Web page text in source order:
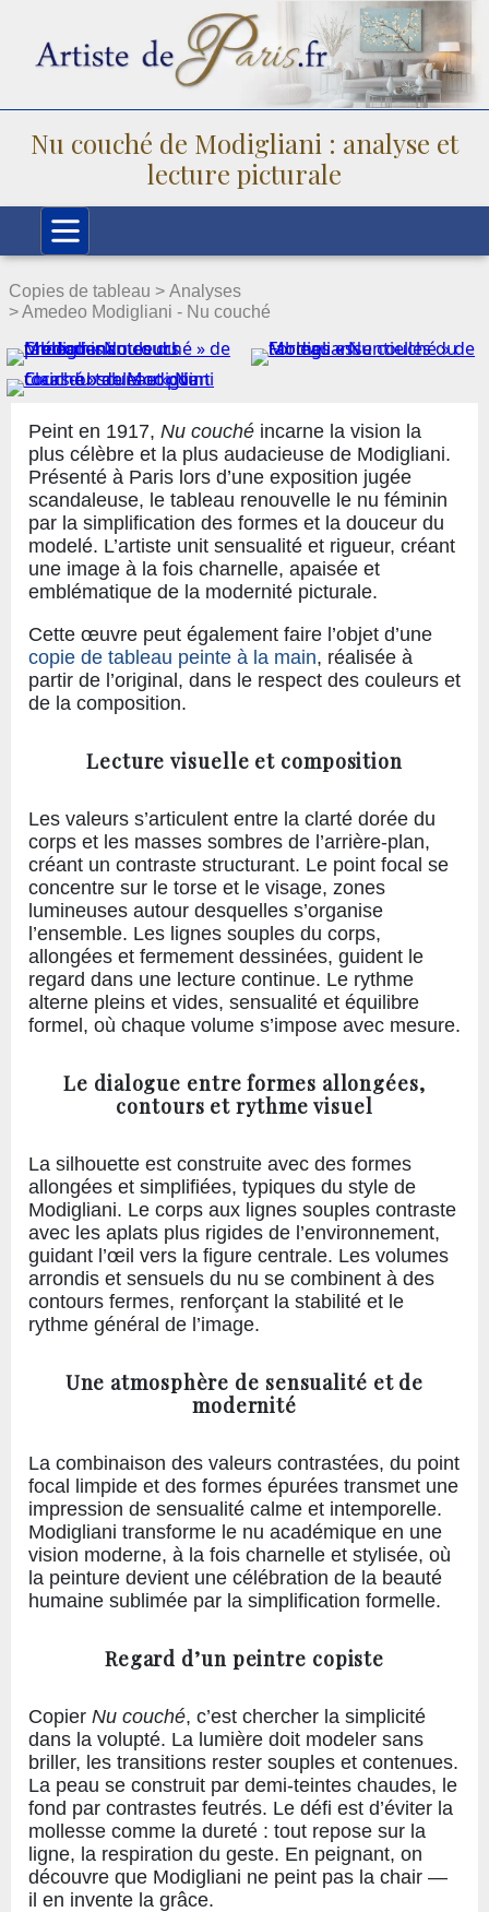
Nu couché de Modigliani : analyse et
lecture picturale
Copies de tableau > Analyses
> Amedeo Modigliani - Nu couché
Peint en 1917, Nu couché incarne la vision la
plus célèbre et la plus audacieuse de Modigliani.
Présenté à Paris lors d’une exposition jugée
scandaleuse, le tableau renouvelle le nu féminin
par la simplification des formes et la douceur du
modelé. L’artiste unit sensualité et rigueur, créant
une image à la fois charnelle, apaisée et
emblématique de la modernité picturale.
Cette œuvre peut également faire l’objet d’une
copie de tableau peinte à la main, réalisée à
partir de l’original, dans le respect des couleurs et
de la composition.
Lecture visuelle et composition
Les valeurs s’articulent entre la clarté dorée du
corps et les masses sombres de l’arrière-plan,
créant un contraste structurant. Le point focal se
concentre sur le torse et le visage, zones
lumineuses autour desquelles s’organise
l’ensemble. Les lignes souples du corps,
allongées et fermement dessinées, guident le
regard dans une lecture continue. Le rythme
alterne pleins et vides, sensualité et équilibre
formel, où chaque volume s’impose avec mesure.
Le dialogue entre formes allongées,
contours et rythme visuel
La silhouette est construite avec des formes
allongées et simplifiées, typiques du style de
Modigliani. Le corps aux lignes souples contraste
avec les aplats plus rigides de l’environnement,
guidant l’œil vers la figure centrale. Les volumes
arrondis et sensuels du nu se combinent à des
contours fermes, renforçant la stabilité et le
rythme général de l’image.
Une atmosphère de sensualité et de
modernité
La combinaison des valeurs contrastées, du point
focal limpide et des formes épurées transmet une
impression de sensualité calme et intemporelle.
Modigliani transforme le nu académique en une
vision moderne, à la fois charnelle et stylisée, où
la peinture devient une célébration de la beauté
humaine sublimée par la simplification formelle.
Regard d’un peintre copiste
Copier Nu couché, c’est chercher la simplicité
dans la volupté. La lumière doit modeler sans
briller, les transitions rester souples et contenues.
La peau se construit par demi-teintes chaudes, le
fond par contrastes feutrés. Le défi est d’éviter la
mollesse comme la dureté : tout repose sur la
ligne, la respiration du geste. En peignant, on
découvre que Modigliani ne peint pas la chair —
il en invente la grâce.